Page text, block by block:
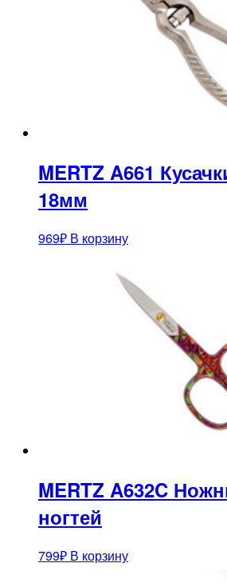
MERTZ A661
18мм
969₽ В корзину
MERTZ A632C
ногтей
799₽ В корзину